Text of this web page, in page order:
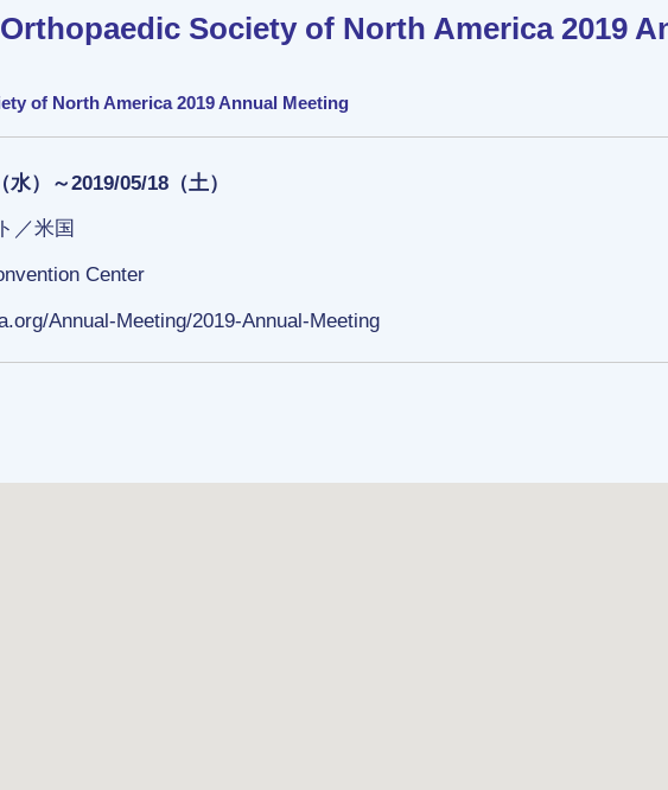
Society of North America 2019
of North America 2019 Annual Meeting
水）～2019/05/18（土）
／米国
Center
Annual-Meeting/2019-Annual-Meeting